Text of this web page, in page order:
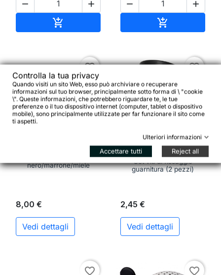
 

 

favorite_border
Lucida Mozzo in Cuoio,
nero/marrone/miele
8,00 €
Vedi dettagli
favorite_border
STRONGLIGHT JP 400
Set viti di fissaggio
guarnitura (2 pezzi)
2,45 €
Vedi dettagli
favorite_border favorite_border
Controlla la tua privacy
Quando visiti un sito Web, esso può archiviare o recuperare
informazioni sul tuo browser, principalmente sotto forma di \ "cookie
\". Queste informazioni, che potrebbero riguardare te, le tue
preferenze o il tuo dispositivo internet (computer, tablet o dispositivo
mobile), sono principalmente utilizzate per far funzionare il sito come
ti aspetti.
Ulteriori informazioni
Accettare tutti Reject all